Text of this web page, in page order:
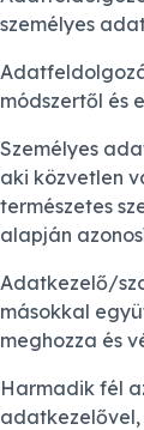
személyes
módszertől és
Személyes
aki közvetlen
természetes
alapján
Adatkezelő/
másokkal
meghozza és
Harmadik fél